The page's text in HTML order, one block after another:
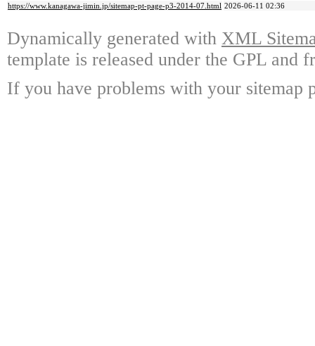
https://www.kanagawa-jimin.jp/sitemap-pt-page-p3-2014-07.html 2026-06-11 02:36
Dynamically generated with XML
template is released under the GPL and
If you have problems with your sitemap